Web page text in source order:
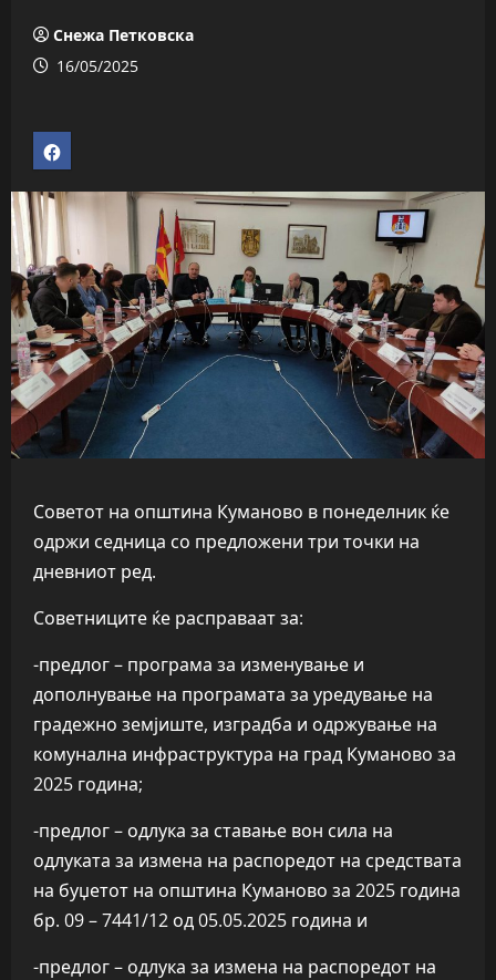
Снежа Петковска
16/05/2025
Советот на општина Куманово в понеделник ќе
одржи седница со предложени три точки на
дневниот ред.
Советниците ќе расправаат за:
-предлог – програма за изменување и
дополнување на програмата за уредување на
градежно земјиште, изградба и одржување на
комунална инфраструктура на град Куманово за
2025 година;
-предлог – одлука за ставање вон сила на
одлуката за измена на распоредот на средствата
на буџетот на општина Куманово за 2025 година
бр. 09 – 7441/12 од 05.05.2025 година и
-предлог – одлука за измена на распоредот на